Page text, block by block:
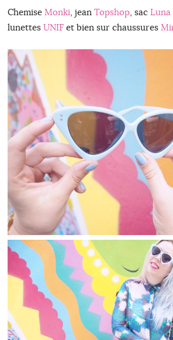
Chemise Monki, jean Topshop, sac Luna
lunettes UNIFet bien sur chaussures